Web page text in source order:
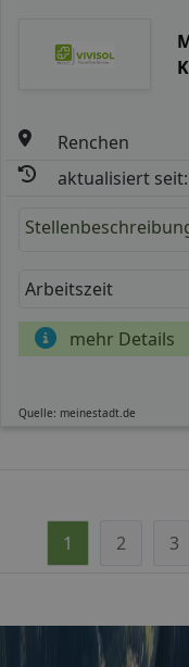
Renchen
aktualisiert
Arbeitszeit
mehr Details
Quelle: meinestadt.de
1 2 3